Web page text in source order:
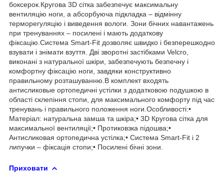
боксерок.Кругова 3D сітка забезпечує максимальну
вентиляцію ноги, а абсорбуюча підкладка – відмінну
терморегуляцію і виведення вологи. Зони бічних навантажень
при тренуваннях – посилені і мають додаткову
фіксацію.Система Smart-Fit дозволяє швидко і безперешкодно
взувати і знімати взуття. Дві зворотні застібками Velcro,
виконані з натуральної шкіри, забезпечують безпечну і
комфортну фіксацію ноги, завдяки конструктивно
правильному розташуванню.В комплект входять
антисликовые ортопедичні устілки з додатковою подушкою в
області склепіння стопи, для максимального комфорту під час
тренувань і правильного положення ноги.Особливості:•
Матеріал: натуральна замша та шкіра;• 3D Кругова сітка для
максимальної вентиляції;• Протиковзка підошва;•
Антисликовая ортопедична устілка;• Система Smart-Fit і 2
липучки – фіксація стопи;• Посилені бічні зони.
Приховати